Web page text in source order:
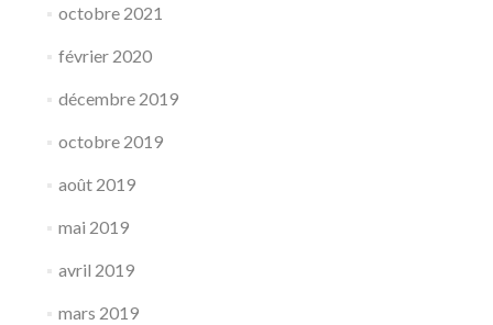
octobre 2021
février 2020
décembre 2019
octobre 2019
août 2019
mai 2019
avril 2019
mars 2019